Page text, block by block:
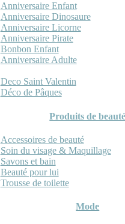
Anniversaire Enfant
Anniversaire Dinosaure
Anniversaire Licorne
Anniversaire Pirate
Bonbon Enfant
Anniversaire Adulte
Deco Saint Valentin
Déco de Pâques
Produits de beauté
Accessoires de beauté
Soin du visage & Maquillage
Savons et bain
Beauté pour lui
Trousse de toilette
Mode